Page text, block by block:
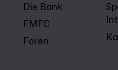
Die Bank
FMFC
Foren